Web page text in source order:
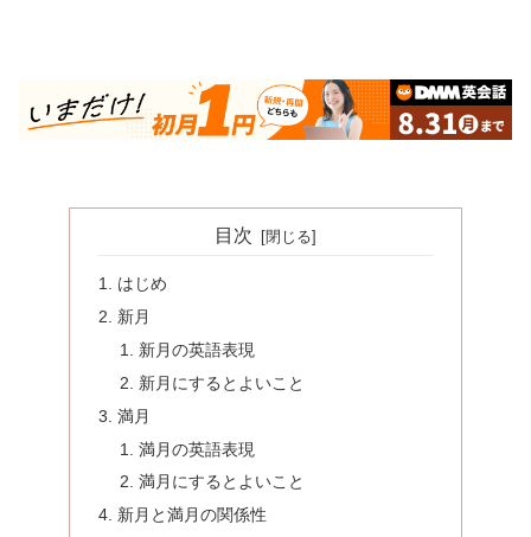
目次
はじめ
新月
新月の英語表現
新月にするとよいこと
満月
満月の英語表現
満月にするとよいこと
新月と満月の関係性